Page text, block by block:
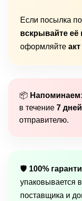
Если посылка
вскрывайте её
оформляйте
📦 Напоминаем:
в течение 7 дней
отправителю.
🛡 100%
упаковывается
поставщика и